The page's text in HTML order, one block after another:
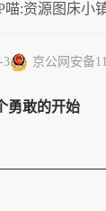
喵:资源 图床小
3 京公网安备
勇敢的开始